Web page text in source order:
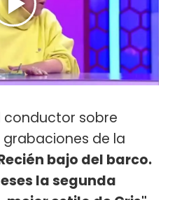
conductor sobre
de la
bajo del barco.
la segunda